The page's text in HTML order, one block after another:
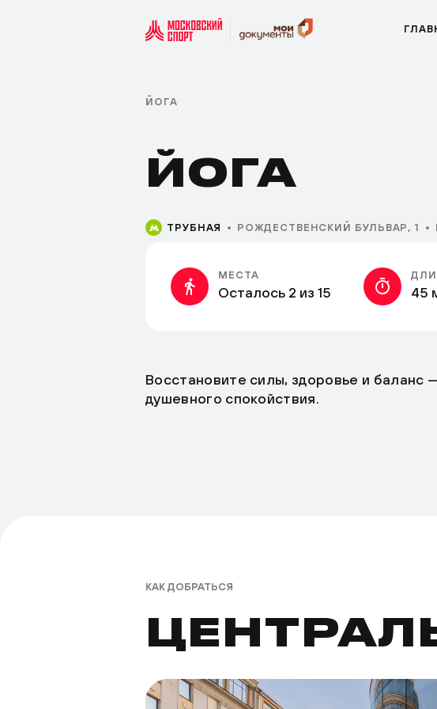
ЙОГА
ЙОГА
ТРУБНАЯ РОЖДЕСТВЕНСКИЙ БУЛЬВАР, 1
МЕСТА
Осталось 2 из 15 45
Восстановите силы, здоровье и баланс
душевного спокойствия.
КАК ДОБРАТЬСЯ